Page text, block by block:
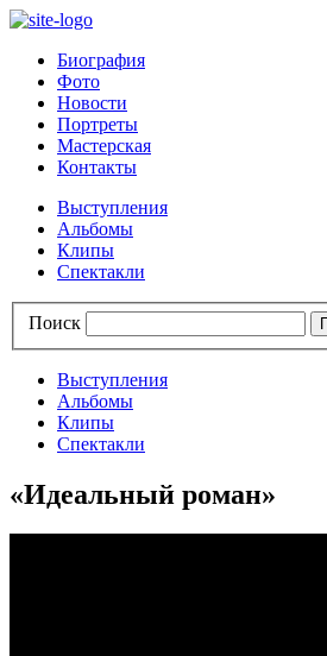
Биография
Фото
Новости
Портреты
Мастерская
Контакты
Выступления
Альбомы
Клипы
Спектакли
Поиск
Выступления
Альбомы
Клипы
Спектакли
«Идеальный роман»